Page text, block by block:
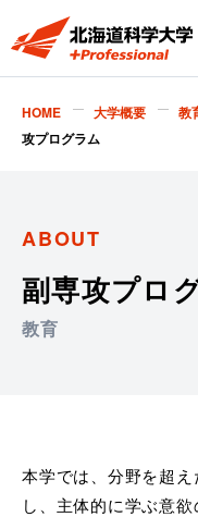
HOME 大学概要 教
攻プログラム
ABOUT
副専攻プロ
教育
本学では、分野を超
し、主体的に学ぶ意